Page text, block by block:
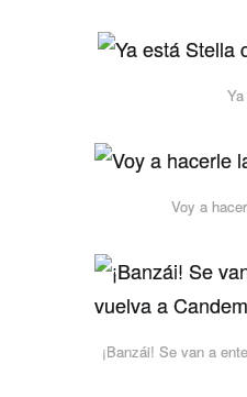
Voy a
¡Banzái! Se van a